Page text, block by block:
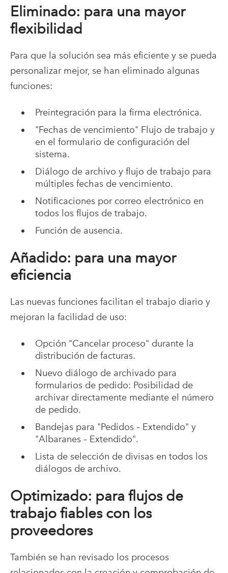
Eliminado: para una mayor
flexibilidad
Para que la solución sea más eficiente y se pueda
personalizar mejor, se han eliminado algunas
funciones:
Preintegración para la firma electrónica.
"Fechas de vencimiento" Flujo de trabajo y
en el formulario de configuración del
sistema.
Diálogo de archivo y flujo de trabajo para
múltiples fechas de vencimiento.
Notificaciones por correo electrónico en
todos los flujos de trabajo.
Función de ausencia.
Añadido: para una mayor
eficiencia
Las nuevas funciones facilitan el trabajo diario y
mejoran la facilidad de uso:
Opción "Cancelar proceso" durante la
distribución de facturas.
Nuevo diálogo de archivado para
formularios de pedido: Posibilidad de
archivar directamente mediante el número
de pedido.
Bandejas para "Pedidos – Extendido" y
"Albaranes – Extendido".
Lista de selección de divisas en todos los
diálogos de archivo.
Optimizado: para flujos de
trabajo fiables con los
proveedores
También se han revisado los procesos